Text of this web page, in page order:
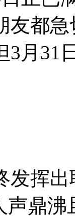
友都
3月31
发挥
声鼎